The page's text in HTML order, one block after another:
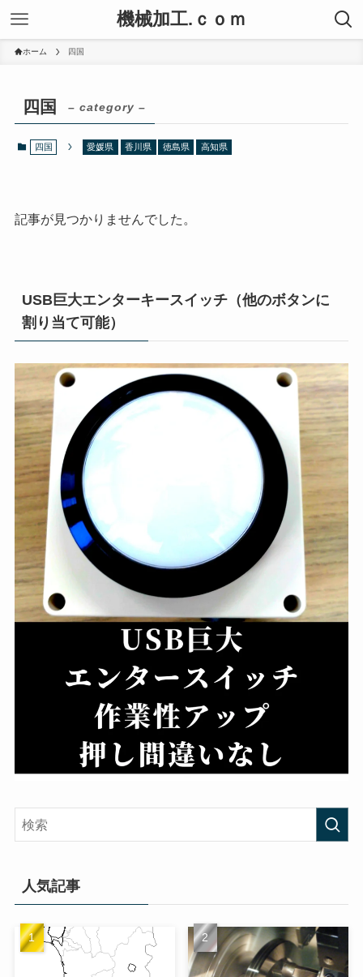
機械加工.ｃｏｍ
ホーム 四国
四国 – category –
四国 愛媛県 香川県 徳島県 高知県
記事が見つかりませんでした。
USB巨大エンターキースイッチ（他のボタンに
割り当て可能）
人気記事